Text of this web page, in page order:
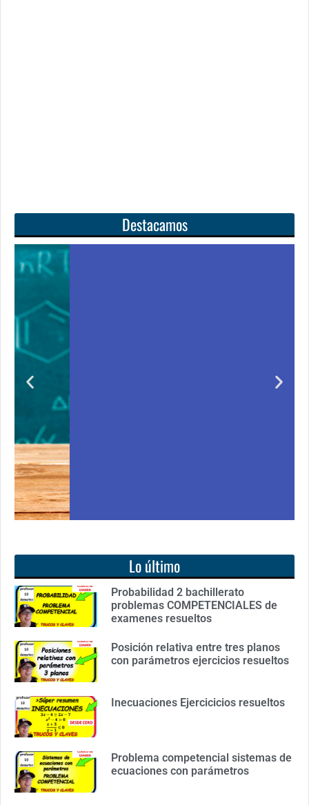
Destacamos
Notición!! Ya se puede adquirir nuestro segundo
Lo último
Probabilidad 2 bachillerato
problemas COMPETENCIALES de
examenes resueltos
Posición relativa entre tres planos
con parámetros ejercicios resueltos
Inecuaciones Ejercicicios resueltos
Problema competencial sistemas de
ecuaciones con parámetros